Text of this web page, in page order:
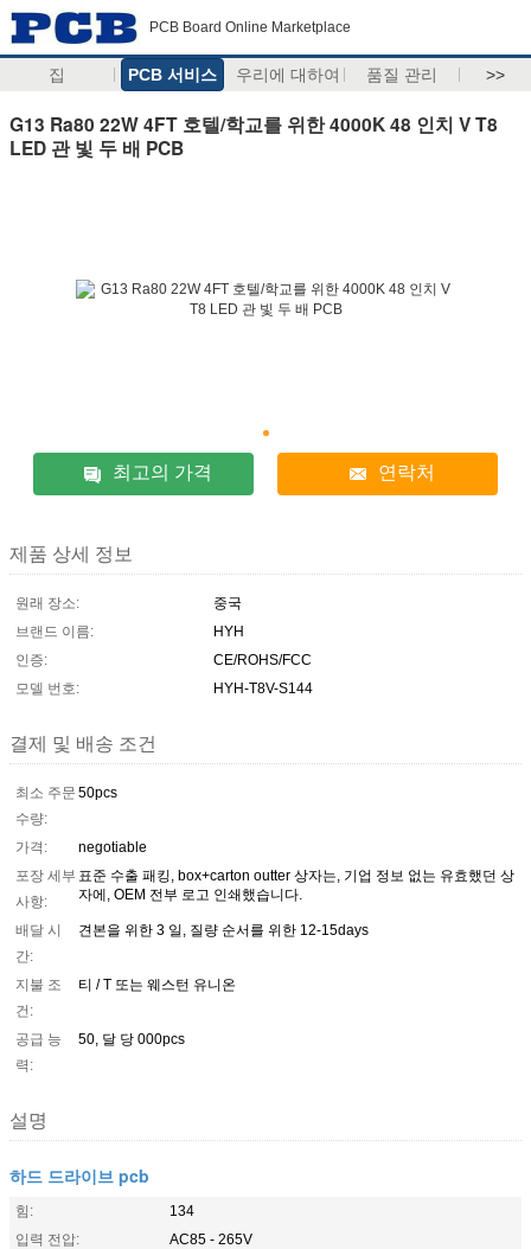
PCB Board Online Marketplace
집 PCB 서비스 우리에 대하여 품질 관리 >>
G13 Ra80 22W 4FT 호텔/학교를 위한 4000K 48 인치 V T8
LED 관 빛 두 배 PCB
최고의 가격 연락처
제품 상세 정보
원래 장소:
중국
브랜드 이름:
HYH
인증:
CE/ROHS/FCC
모델 번호:
HYH-T8V-S144
결제 및 배송 조건
최소 주문
수량:
50pcs
가격:
negotiable
포장 세부
사항:
표준 수출 패킹, box+carton outter 상자는, 기업 정보 없는 유효했던 상
자에, OEM 전부 로고 인쇄했습니다.
배달 시
간:
견본을 위한 3 일, 질량 순서를 위한 12-15days
지불 조
건:
티 / T 또는 웨스턴 유니온
공급 능
력:
50, 달 당 000pcs
설명
하드 드라이브 pcb
힘:
134
입력 전압:
AC85 - 265V